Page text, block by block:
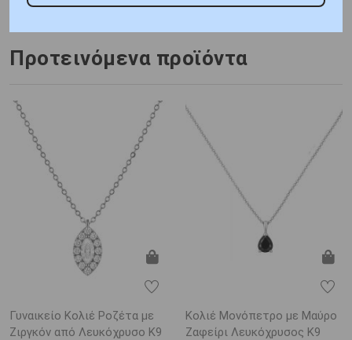
Προτεινόμενα προϊόντα
Γυναικείο Κολιέ Ροζέτα με
Ζιργκόν από Λευκόχρυσο K9
Κολιέ Μονόπετρο με Μαύρο
Ζαφείρι Λευκόχρυσος K9